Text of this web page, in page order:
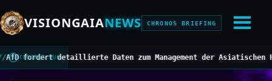
VISIONGAIANEWS CHRONOS BRIEFING
CHRONOS BUS
detaillierte Daten zum Management der Asiatischen